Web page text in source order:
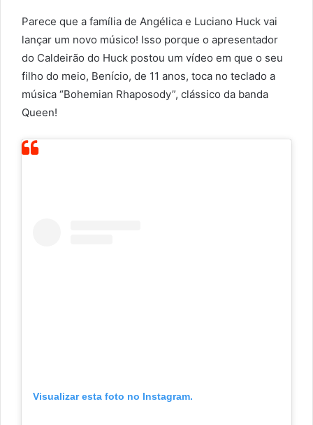
Parece que a família de Angélica e Luciano Huck vai
lançar um novo músico! Isso porque o apresentador
do Caldeirão do Huck postou um vídeo em que o seu
filho do meio, Benício, de 11 anos, toca no teclado a
música “Bohemian Rhaposody”, clássico da banda
Queen!
Visualizar esta foto no Instagram.